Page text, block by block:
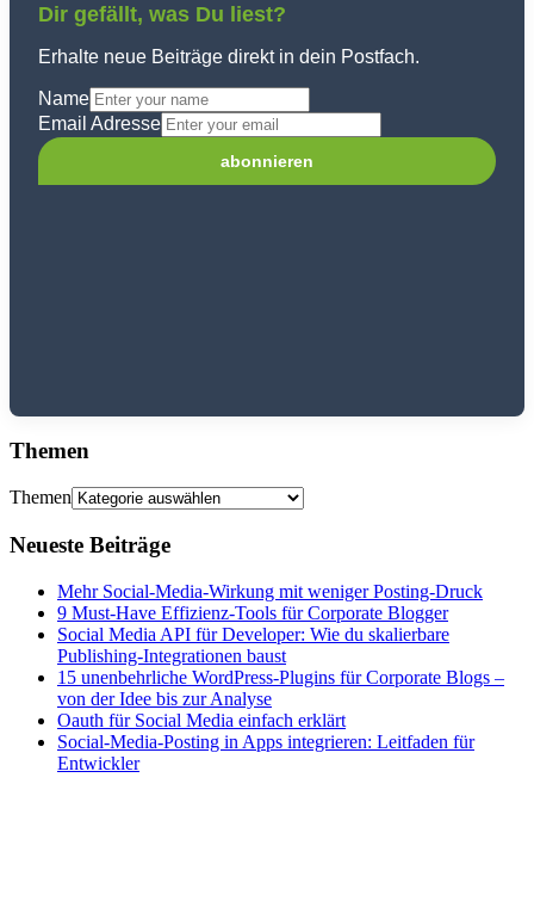
Dir gefällt, was Du liest?
Erhalte neue Beiträge direkt in dein Postfach.
Name
Email Adresse
Themen
Themen
Neueste Beiträge
Mehr Social-Media-Wirkung mit weniger Posting-Druck
9 Must-Have Effizienz-Tools für Corporate Blogger
Social Media API für Developer: Wie du skalierbare
Publishing-Integrationen baust
15 unenbehrliche WordPress-Plugins für Corporate Blogs –
von der Idee bis zur Analyse
Oauth für Social Media einfach erklärt
Social-Media-Posting in Apps integrieren: Leitfaden für
Entwickler